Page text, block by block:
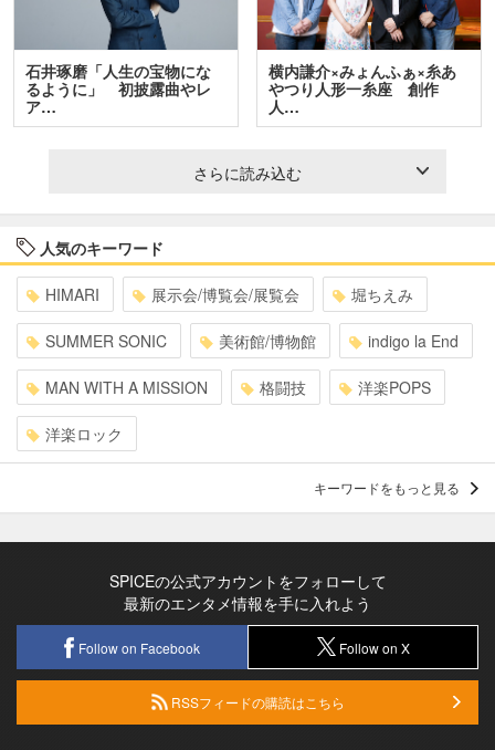
石井琢磨「人生の宝物にな
るように」 初披露曲やレ
ア…
横内謙介×みょんふぁ×糸あ
やつり人形一糸座 創作
人…
さらに読み込む
人気のキーワード
HIMARI 展示会/博覧会/展覧会 堀ちえみ
SUMMER SONIC 美術館/博物館 indigo la End
MAN WITH A MISSION 格闘技 洋楽POPS
洋楽ロック
キーワードをもっと見る
SPICEの公式アカウントをフォローして
最新のエンタメ情報を手に入れよう
Follow on Facebook Follow on X
RSSフィードの購読はこちら